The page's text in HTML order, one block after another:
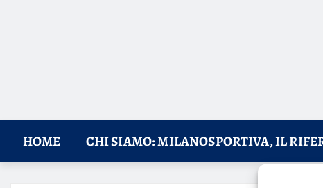
HOME CHI SIAMO: MILANOSPORTIVA, IL